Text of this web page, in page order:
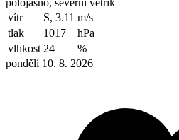
vítr
S, 3.11 m/s
tlak
1017
hPa
vlhkost 24
%
pondělí 10. 8. 2026